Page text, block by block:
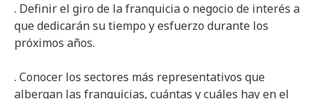
. Definir el giro de la franquicia o negocio de interés a
que dedicarán su tiempo y esfuerzo durante los
próximos años.
. Conocer los sectores más representativos que
albergan las franquicias, cuántas y cuáles hay en el